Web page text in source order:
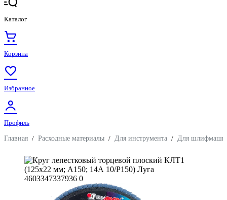
Каталог
Корзина
Избранное
Профиль
Главная / Расходные материалы / Для инструмента / Для